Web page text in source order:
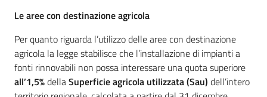
Le aree con destinazione agricola
Per quanto riguarda l’utilizzo delle aree con destinazione
agricola la legge stabilisce che l’installazione di impianti a
fonti rinnovabili non possa interessare una quota superiore
all’1,5%dellaSuperficie agricola utilizzata (Sau) dell’intero